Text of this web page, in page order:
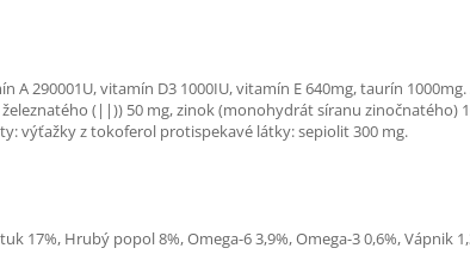
A 290001U, vitamín D3 1000IU, vitamín E 640mg, taurín
(||)) 50 mg, zinok (monohydrát síranu
výťažky z tokoferol protispekavé látky: sepiolit 300 mg.
17%, Hrubý popol 8%, Omega-6 3,9%, Omega-3 0,6%, Vápnik